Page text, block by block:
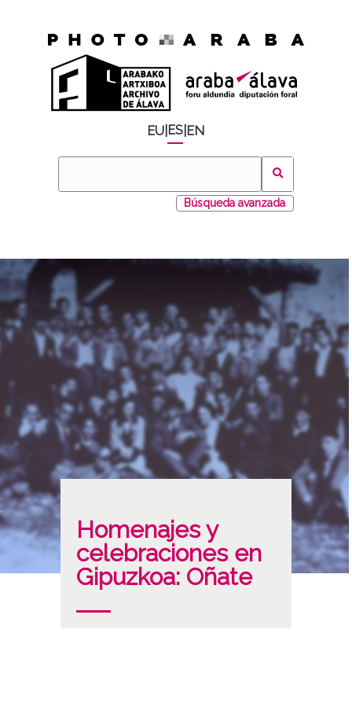
EU ES EN
Búsqueda avanzada
Homenajes y
celebraciones en
Gipuzkoa: Oñate